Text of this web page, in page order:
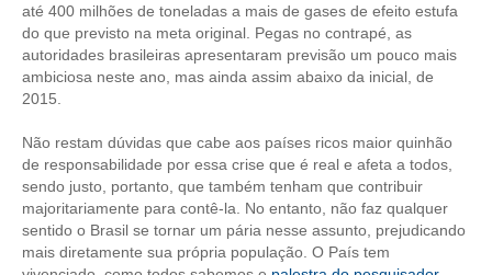
LEI 6.496/1977 – ART
RES 1.002/2002 – CÓDIGO DE ÉTICA
HOMOLOGAÇÕES
FIQUE POR DENTRO
até 400 milhões de toneladas a mais de gases de efeito estufa
do que previsto na meta original. Pegas no contrapé, as
autoridades brasileiras apresentaram previsão um pouco mais
ambiciosa neste ano, mas ainda assim abaixo da inicial, de
2015.
Não restam dúvidas que cabe aos países ricos maior quinhão
de responsabilidade por essa crise que é real e afeta a todos,
sendo justo, portanto, que também tenham que contribuir
majoritariamente para contê-la. No entanto, não faz qualquer
sentido o Brasil se tornar um pária nesse assunto, prejudicando
mais diretamente sua própria população. O País tem